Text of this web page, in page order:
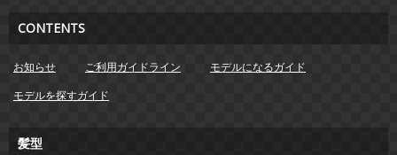
CONTENTS
お知らせ ご利用ガイドライン モデルになるガイド
モデルを探すガイド
髪型